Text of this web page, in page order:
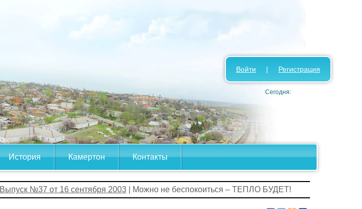
История Камертон Контакты
Войти | Регистрация
Сегодня:
Выпуск №37 от 16 сентября 2003| Можно не беспокоиться – ТЕПЛО БУДЕТ!